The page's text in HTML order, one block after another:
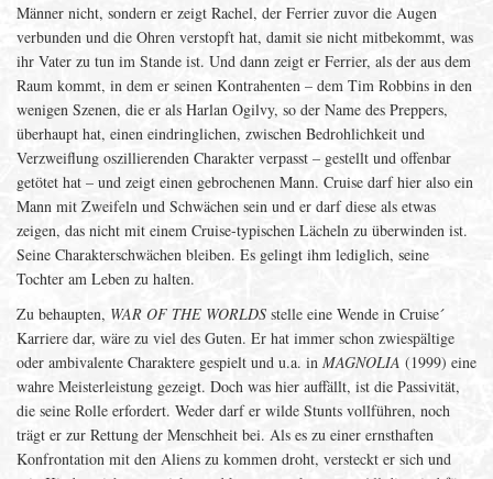
Männer nicht, sondern er zeigt Rachel, der Ferrier zuvor die Augen
verbunden und die Ohren verstopft hat, damit sie nicht mitbekommt, was
ihr Vater zu tun im Stande ist. Und dann zeigt er Ferrier, als der aus dem
Raum kommt, in dem er seinen Kontrahenten – dem Tim Robbins in den
wenigen Szenen, die er als Harlan Ogilvy, so der Name des Preppers,
überhaupt hat, einen eindringlichen, zwischen Bedrohlichkeit und
Verzweiflung oszillierenden Charakter verpasst – gestellt und offenbar
getötet hat – und zeigt einen gebrochenen Mann. Cruise darf hier also ein
Mann mit Zweifeln und Schwächen sein und er darf diese als etwas
zeigen, das nicht mit einem Cruise-typischen Lächeln zu überwinden ist.
Seine Charakterschwächen bleiben. Es gelingt ihm lediglich, seine
Tochter am Leben zu halten.
Zu behaupten, WAR OF THE WORLDS stelle eine Wende in Cruise´
Karriere dar, wäre zu viel des Guten. Er hat immer schon zwiespältige
oder ambivalente Charaktere gespielt und u.a. in MAGNOLIA (1999) eine
wahre Meisterleistung gezeigt. Doch was hier auffällt, ist die Passivität,
die seine Rolle erfordert. Weder darf er wilde Stunts vollführen, noch
trägt er zur Rettung der Menschheit bei. Als es zu einer ernsthaften
Konfrontation mit den Aliens zu kommen droht, versteckt er sich und